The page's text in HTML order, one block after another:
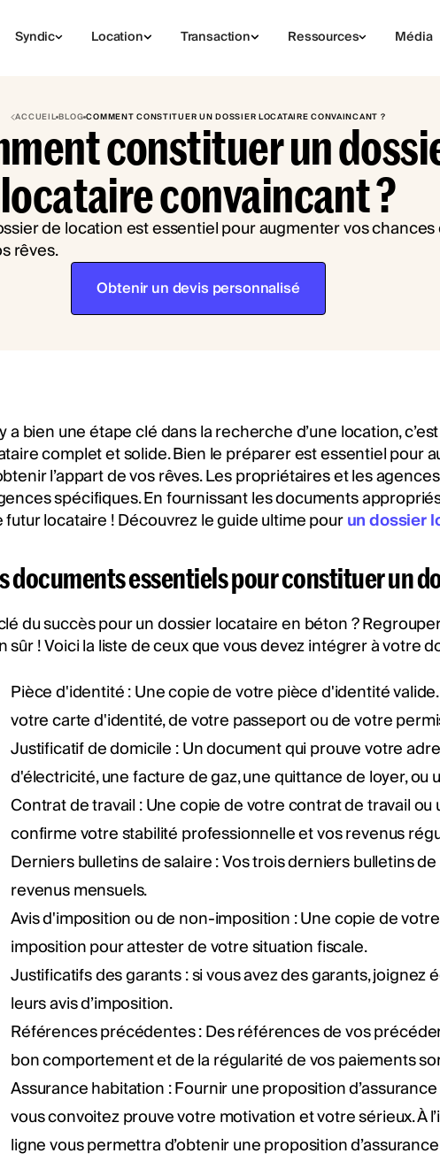
Syndic Location Transaction Ressources Média
ACCUEILBLOGCOMMENT CONSTITUER UN DOSSIER LOCATAIRE CONVAINCANT ?
constituer un
locataire convaincant ?
Obtenir un devis personnalisé
y a bien une étape clé dans la recherche d’une location,
complet et solide. Bien le préparer est essentiel pour
l’appart de vos rêves. Les propriétaires et les
spécifiques. En fournissant les documents
futur locataire ! Découvrez le guide ultime pourun dossier
documents essentiels pour constituer un
du succès pour un dossier locataire en béton ?
sûr ! Voici la liste de ceux que vous devez intégrer à votre
Pièce d'identité : Une copie de votre pièce d'identité
votre carte d'identité, de votre passeport ou de votre
Justificatif de domicile : Un document qui prouve votre
d'électricité, une facture de gaz, une quittance de loyer,
Contrat de travail : Une copie de votre contrat de travail
confirme votre stabilité professionnelle et vos revenus
Derniers bulletins de salaire : Vos trois derniers bulletins
revenus mensuels.
Avis d'imposition ou de non-imposition : Une copie de
imposition pour attester de votre situation fiscale.
Justificatifs des garants : si vous avez des garants, joignez
leurs avis d’imposition.
Références précédentes : Des références de vos
bon comportement et de la régularité de vos paiements
Assurance habitation : Fournir une proposition
vous convoitez prouve votre motivation et votre sérieux. À
ligne vous permettra d’obtenir une proposition